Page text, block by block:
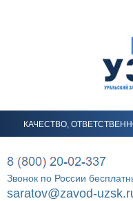
КАЧЕСТВО,
Звонок по России
saratov@zavod-